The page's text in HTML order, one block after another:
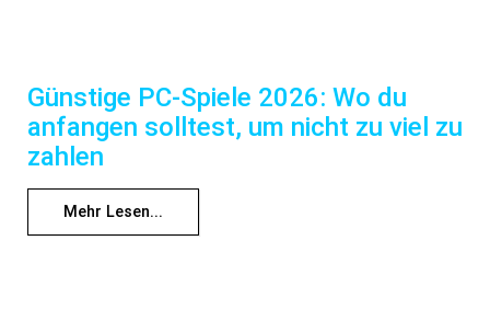
Günstige PC-Spiele 2026: Wo du
anfangen solltest, um nicht zu viel zu
zahlen
Mehr Lesen...